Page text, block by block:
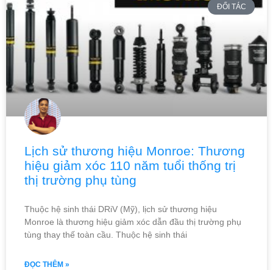
ĐỐI TÁC
Lịch sử thương hiệu Monroe: Thương
hiệu giảm xóc 110 năm tuổi thống trị
thị trường phụ tùng
Thuộc hệ sinh thái DRiV (Mỹ), lịch sử thương hiệu
Monroe là thương hiệu giảm xóc dẫn đầu thị trường phụ
tùng thay thế toàn cầu. Thuộc hệ sinh thái
ĐỌC THÊM »